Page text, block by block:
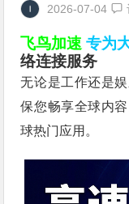
2026-07-04
飞鸟加速 专为
络连接服务
无论是工作还是
保您畅享全球内
球热门应用。